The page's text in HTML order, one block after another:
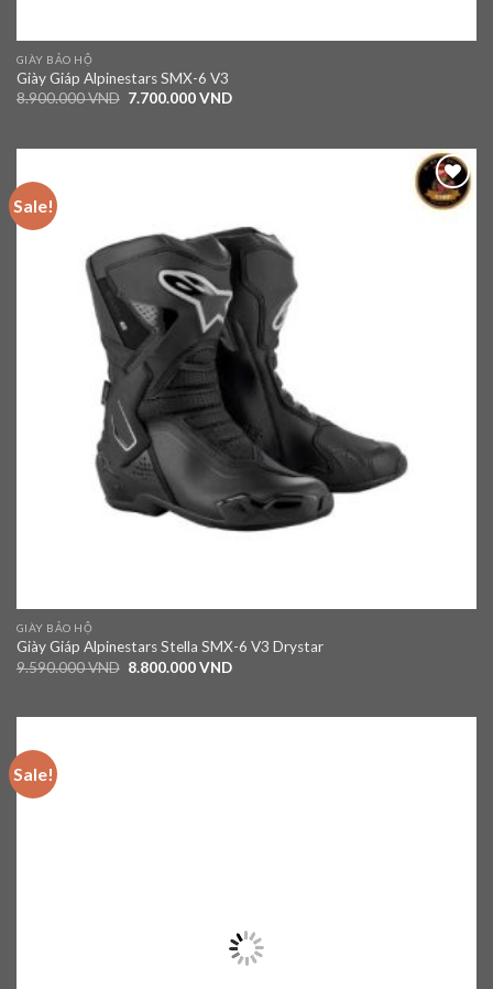
GIÀY BẢO HỘ
Giày Giáp Alpinestars SMX-6 V3
8.900.000VND 7.700.000VND
Sale!
Add to
GIÀY BẢO HỘ
Giày Giáp Alpinestars Stella SMX-6 V3 Drystar
9.590.000VND 8.800.000VND
Sale!